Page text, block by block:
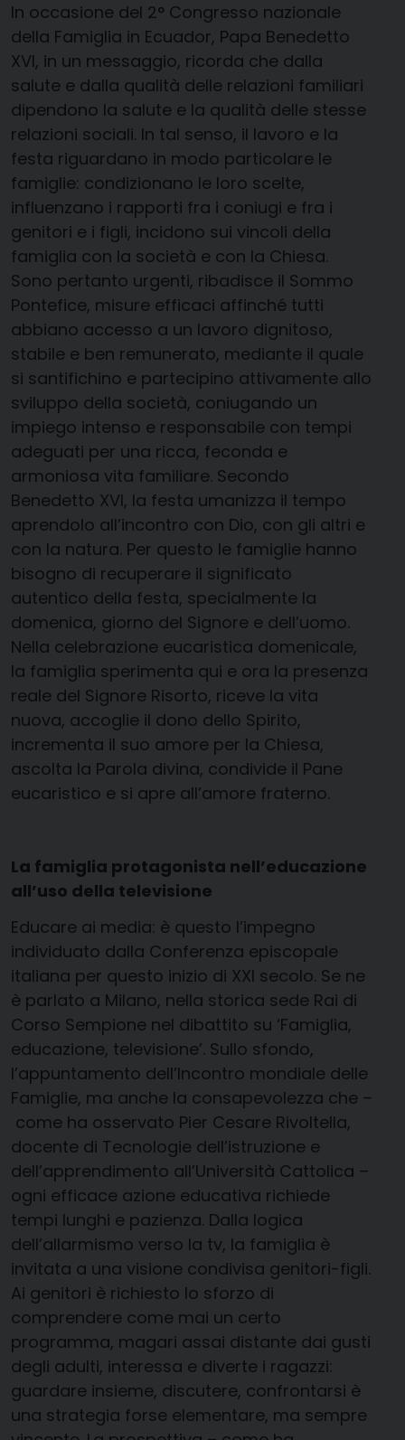
In occasione del 2° Congresso nazionale
della Famiglia in Ecuador, Papa Benedetto
XVI, in un messaggio, ricorda che dalla
salute e dalla qualità delle relazioni familiari
dipendono la salute e la qualità delle stesse
relazioni sociali. In tal senso, il lavoro e la
festa riguardano in modo particolare le
famiglie: condizionano le loro scelte,
influenzano i rapporti fra i coniugi e fra i
genitori e i figli, incidono sui vincoli della
famiglia con la società e con la Chiesa.
Sono pertanto urgenti, ribadisce il Sommo
Pontefice, misure efficaci affinché tutti
abbiano accesso a un lavoro dignitoso,
stabile e ben remunerato, mediante il quale
si santifichino e partecipino attivamente allo
sviluppo della società, coniugando un
impiego intenso e responsabile con tempi
adeguati per una ricca, feconda e
armoniosa vita familiare. Secondo
Benedetto XVI, la festa umanizza il tempo
aprendolo all’incontro con Dio, con gli altri e
con la natura. Per questo le famiglie hanno
bisogno di recuperare il significato
autentico della festa, specialmente la
domenica, giorno del Signore e dell’uomo.
Nella celebrazione eucaristica domenicale,
la famiglia sperimenta qui e ora la presenza
reale del Signore Risorto, riceve la vita
nuova, accoglie il dono dello Spirito,
incrementa il suo amore per la Chiesa,
ascolta la Parola divina, condivide il Pane
eucaristico e si apre all’amore fraterno.
La famiglia protagonista nell’educazione
all’uso della televisione
Educare ai media: è questo l’impegno
individuato dalla Conferenza episcopale
italiana per questo inizio di XXI secolo. Se ne
è parlato a Milano, nella storica sede Rai di
Corso Sempione nel dibattito su ‘Famiglia,
educazione, televisione’. Sullo sfondo,
l’appuntamento dell’Incontro mondiale delle
Famiglie, ma anche la consapevolezza che –
­come ha osservato Pier Cesare Rivoltella,
docente di Tecnologie dell’istruzione e
dell’apprendimento all’Università Cattolica –
­ogni efficace azione educativa richiede
tempi lunghi e pazienza. Dalla logica
dell’allarmismo verso la tv, la famiglia è
invitata a una visione condivisa genitori-figli.
Ai genitori è richiesto lo sforzo di
comprendere come mai un certo
programma, magari assai distante dai gusti
degli adulti, interessa e diverte i ragazzi:
guardare insieme, discutere, confrontarsi è
una strategia forse elementare, ma sempre